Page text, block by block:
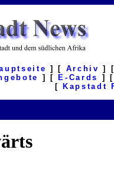
] [ Archiv ] [
] [ E-Cards ] [
[
Kapstadt